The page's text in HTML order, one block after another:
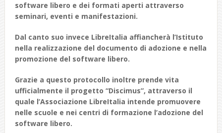
software libero e dei formati aperti attraverso
seminari, eventi e manifestazioni.
Dal canto suo invece LibreItalia affiancherà l’Istituto
nella realizzazione del documento di adozione e nella
promozione del software libero.
Grazie a questo protocollo inoltre prende vita
ufficialmente il progetto “Discimus”, attraverso il
quale l’Associazione LibreItalia intende promuovere
nelle scuole e nei centri di formazione l’adozione del
software libero.